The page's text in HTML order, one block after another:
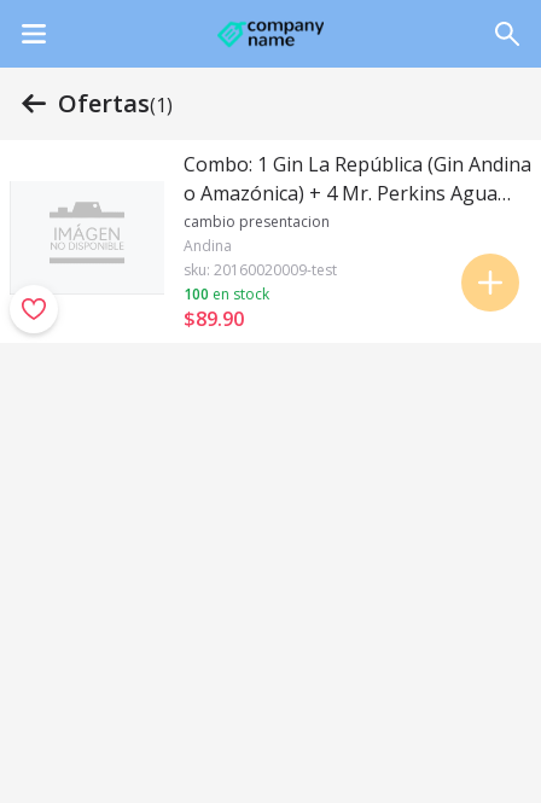
Ofertas(1)
Combo: 1 Gin La República (Gin Andina
o Amazónica) + 4 Mr. Perkins Agua
Tónica + 2 Copas Acrílicas
cambio presentacion
Andina
sku: 20160020009-test
100 en stock
$89.90